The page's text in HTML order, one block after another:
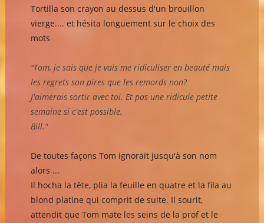
Tortilla son crayon au dessus d'un brouillon
vierge.... et hésita longuement sur le choix des
mots
"Tom, je sais que je vais me ridiculiser en beauté mais
les regrets son pires que les remords non?
J'aimerais sortir avec toi. Et pas une ridicule petite
semaine si c'est possible.
Bill."
De toutes façons Tom ignorait jusqu'à son nom
alors ...
Il hocha la tête, plia la feuille en quatre et la fila au
blond platine qui comprit de suite. Il sourit,
attendit que Tom mate les seins de la prof et le